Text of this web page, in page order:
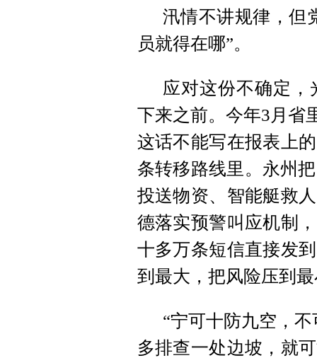
汛情不讲规律，但
员就得在哪”。
应对这份不确定
下来之前。今年3月省
这话不能写在报表上
条转移路线里。永州
投送物资、智能艇救
德落实预警叫应机制
十多万条短信直接发
到最大，把风险压到
“宁可十防九空，
多排查一处边坡，就